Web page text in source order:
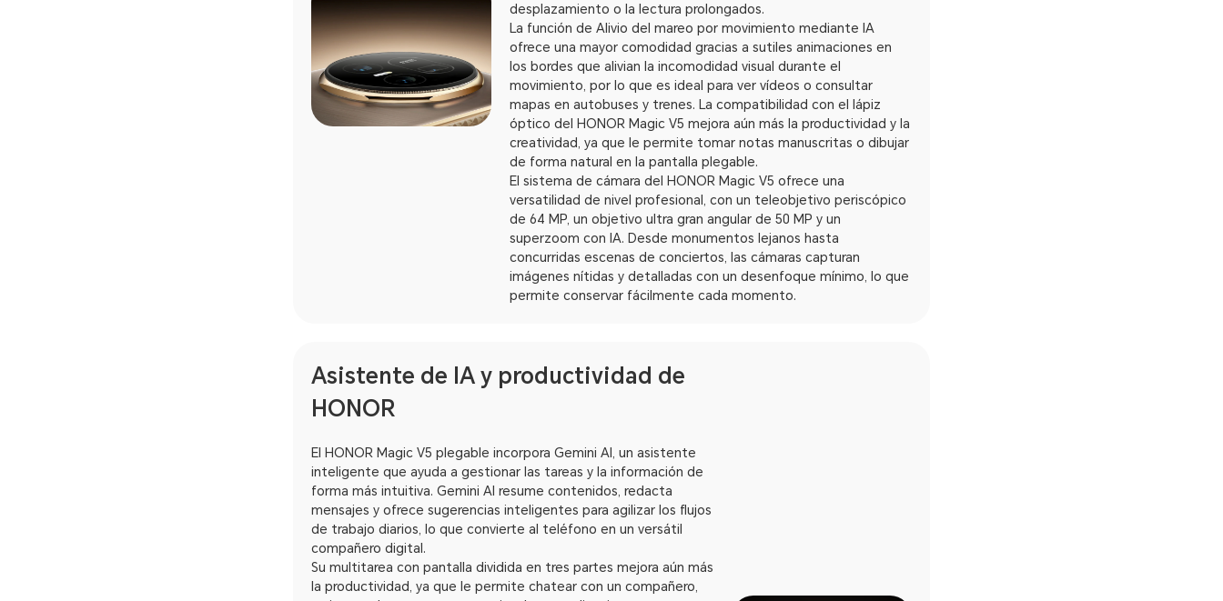
desplazamiento o la lectura prolongados.
La función de Alivio del mareo por movimiento mediante IA
ofrece una mayor comodidad gracias a sutiles animaciones en
los bordes que alivian la incomodidad visual durante el
movimiento, por lo que es ideal para ver vídeos o consultar
mapas en autobuses y trenes. La compatibilidad con el lápiz
óptico del HONOR Magic V5 mejora aún más la productividad y la
creatividad, ya que le permite tomar notas manuscritas o dibujar
de forma natural en la pantalla plegable.
El sistema de cámara del HONOR Magic V5 ofrece una
versatilidad de nivel profesional, con un teleobjetivo periscópico
de 64 MP, un objetivo ultra gran angular de 50 MP y un
superzoom con IA. Desde monumentos lejanos hasta
concurridas escenas de conciertos, las cámaras capturan
imágenes nítidas y detalladas con un desenfoque mínimo, lo que
permite conservar fácilmente cada momento.
Asistente de IA y productividad de
HONOR
El HONOR Magic V5 plegable incorpora Gemini AI, un asistente
inteligente que ayuda a gestionar las tareas y la información de
forma más intuitiva. Gemini AI resume contenidos, redacta
mensajes y ofrece sugerencias inteligentes para agilizar los flujos
de trabajo diarios, lo que convierte al teléfono en un versátil
compañero digital.
Su multitarea con pantalla dividida en tres partes mejora aún más
la productividad, ya que le permite chatear con un compañero,